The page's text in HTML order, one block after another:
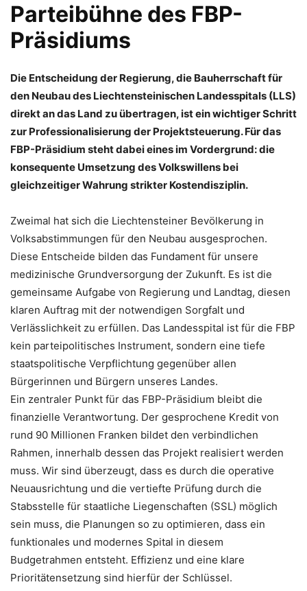
Parteibühne des FBP-
Präsidiums
Die Entscheidung der Regierung, die Bauherrschaft für
den Neubau des Liechtensteinischen Landesspitals (LLS)
direkt an das Land zu übertragen, ist ein wichtiger Schritt
zur Professionalisierung der Projektsteuerung. Für das
FBP-Präsidium steht dabei eines im Vordergrund: die
konsequente Umsetzung des Volkswillens bei
gleichzeitiger Wahrung strikter Kostendisziplin.
Zweimal hat sich die Liechtensteiner Bevölkerung in
Volksabstimmungen für den Neubau ausgesprochen.
Diese Entscheide bilden das Fundament für unsere
medizinische Grundversorgung der Zukunft. Es ist die
gemeinsame Aufgabe von Regierung und Landtag, diesen
klaren Auftrag mit der notwendigen Sorgfalt und
Verlässlichkeit zu erfüllen. Das Landesspital ist für die FBP
kein parteipolitisches Instrument, sondern eine tiefe
staatspolitische Verpflichtung gegenüber allen
Bürgerinnen und Bürgern unseres Landes.
Ein zentraler Punkt für das FBP-Präsidium bleibt die
finanzielle Verantwortung. Der gesprochene Kredit von
rund 90 Millionen Franken bildet den verbindlichen
Rahmen, innerhalb dessen das Projekt realisiert werden
muss. Wir sind überzeugt, dass es durch die operative
Neuausrichtung und die vertiefte Prüfung durch die
Stabsstelle für staatliche Liegenschaften (SSL) möglich
sein muss, die Planungen so zu optimieren, dass ein
funktionales und modernes Spital in diesem
Budgetrahmen entsteht. Effizienz und eine klare
Prioritätensetzung sind hierfür der Schlüssel.